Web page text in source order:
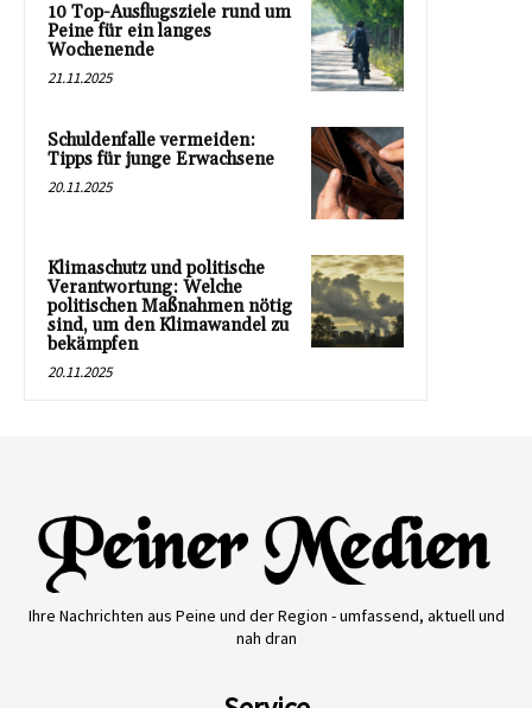
10 Top-Ausflugsziele rund um
Peine für ein langes
Wochenende
21.11.2025
Schuldenfalle vermeiden:
Tipps für junge Erwachsene
20.11.2025
Klimaschutz und politische
Verantwortung: Welche
politischen Maßnahmen nötig
sind, um den Klimawandel zu
bekämpfen
20.11.2025
Ihre Nachrichten aus Peine und der Region - umfassend, aktuell und
nah dran